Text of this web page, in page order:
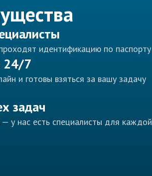
идентификацию по паспорту
24/7
и готовы взяться за вашу задачу
задач
у нас есть специалисты для каждой